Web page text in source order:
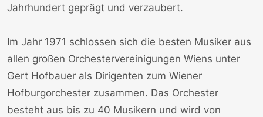
Jahrhundert geprägt und verzaubert.
Im Jahr 1971 schlossen sich die besten Musiker aus
allen großen Orchestervereinigungen Wiens unter
Gert Hofbauer als Dirigenten zum Wiener
Hofburgorchester zusammen. Das Orchester
besteht aus bis zu 40 Musikern und wird von